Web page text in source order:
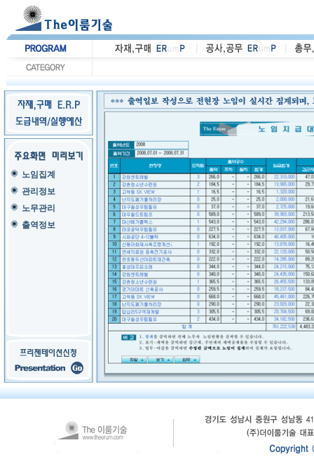
노임집계
관리정보
노무관리
출역정보